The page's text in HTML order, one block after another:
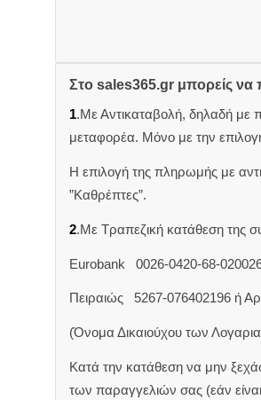
Στο sales365.gr μπορείς να
1.Με Αντικαταβολή, δηλαδή με
μεταφορέα. Μόνο με την
Η επιλογή της πληρωμής με
”Καθρέπτες”.
2.Με Τραπεζική κατάθεση της
Eurobank 0026-0420-68-
Πειραιώς 5267-076402196 ή
(Όνομα Δικαιούχου των
Κατά την κατάθεση να μην
των παραγγελιών σας (εάν